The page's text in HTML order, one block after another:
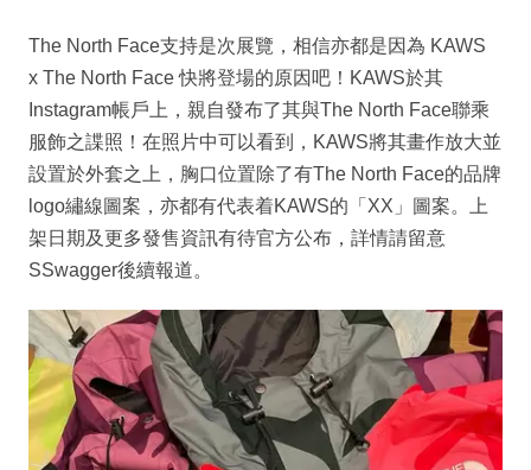
The North Face支持是次展覽，相信亦都是因為 KAWS
x The North Face 快將登場的原因吧！KAWS於其
Instagram帳戶上，親自發布了其與The North Face聯乘
服飾之諜照！在照片中可以看到，KAWS將其畫作放大並
設置於外套之上，胸口位置除了有The North Face的品牌
logo繡線圖案，亦都有代表着KAWS的「XX」圖案。上
架日期及更多發售資訊有待官方公布，詳情請留意
SSwagger後續報道。